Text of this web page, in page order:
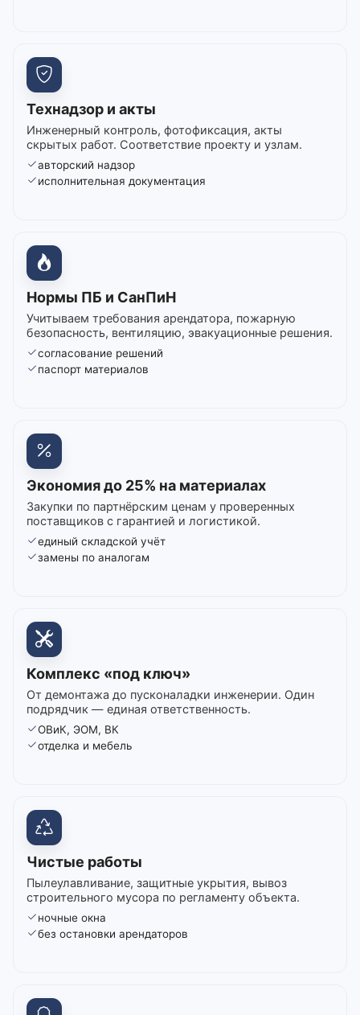
Технадзор и акты
Инженерный контроль, фотофиксация, акты
скрытых работ. Соответствие проекту и узлам.
авторский надзор
исполнительная документация
Нормы ПБ и СанПиН
Учитываем требования арендатора, пожарную
безопасность, вентиляцию, эвакуационные решения.
согласование решений
паспорт материалов
Экономия до 25% на материалах
Закупки по партнёрским ценам у проверенных
поставщиков с гарантией и логистикой.
единый складской учёт
замены по аналогам
Комплекс «под ключ»
От демонтажа до пусконаладки инженерии. Один
подрядчик — единая ответственность.
ОВиК, ЭОМ, ВК
отделка и мебель
Чистые работы
Пылеулавливание, защитные укрытия, вывоз
строительного мусора по регламенту объекта.
ночные окна
без остановки арендаторов